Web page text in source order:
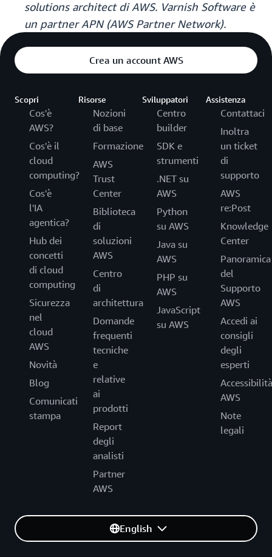
solutions architect di AWS. Varnish Software è
un partner APN (AWS Partner Network).
Crea un account AWS
Scopri
Cos'è
AWS?
Cos'è il
cloud
computing?
Cos'è
l'IA
agentica?
Hub dei
concetti
di cloud
computing
Sicurezza
nel
cloud
AWS
Novità
Blog
Comunicati
stampa
Risorse
Nozioni
di base
Formazione
AWS
Trust
Center
Biblioteca
di
soluzioni
AWS
Centro
di
architettura
Domande
frequenti
tecniche
e
relative
ai
prodotti
Report
degli
analisti
Partner
AWS
Sviluppatori
Centro
builder
SDK e
strumenti
.NET su
AWS
Python
su AWS
Java su
AWS
PHP su
AWS
JavaScript
su AWS
Assistenza
Contattaci
Inoltra
un ticket
di
supporto
AWS
re:Post
Knowledge
Center
Panoramica
del
Supporto
AWS
Accedi ai
consigli
degli
esperti
Accessibilità
AWS
Note
legali
English